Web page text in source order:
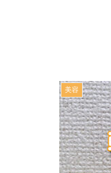
美容